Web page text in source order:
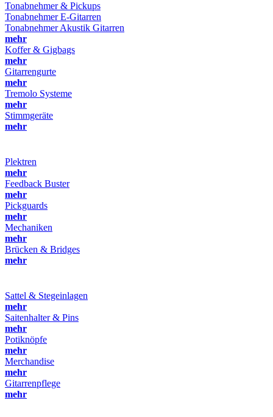
Tonabnehmer & Pickups
Tonabnehmer E-Gitarren
Tonabnehmer Akustik Gitarren
mehr
Koffer & Gigbags
mehr
Gitarrengurte
mehr
Tremolo Systeme
mehr
Stimmgeräte
mehr
Plektren
mehr
Feedback Buster
mehr
Pickguards
mehr
Mechaniken
mehr
Brücken & Bridges
mehr
Sattel & Stegeinlagen
mehr
Saitenhalter & Pins
mehr
Potiknöpfe
mehr
Merchandise
mehr
Gitarrenpflege
mehr